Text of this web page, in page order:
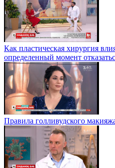
Как пластическая хирургия
определенный момент
Правила голливудского